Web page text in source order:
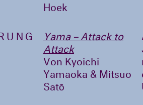
Hoek
Yama – Attack to
Attack
Von Kyoichi
Yamaoka & Mitsuo
Satō